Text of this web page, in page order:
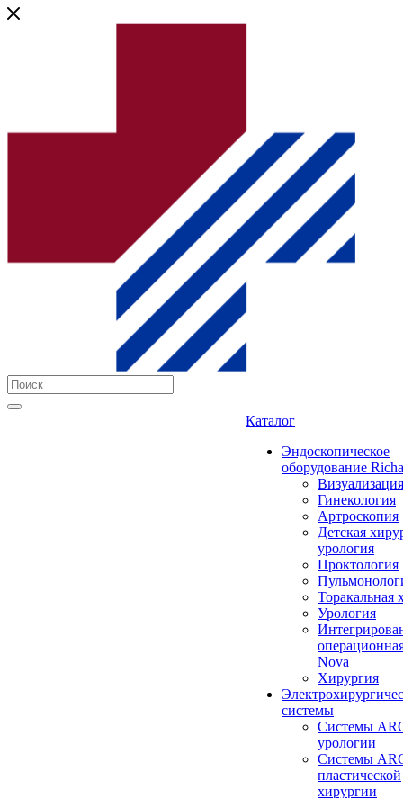
Каталог
Эндоскопическое
оборудование
Визуализация
Гинекология
Артроскопия
Детская
урология
Проктология
Торакальная
Урология
Nova
Хирургия
системы
Системы
урологии
Системы
пластической
хирургии